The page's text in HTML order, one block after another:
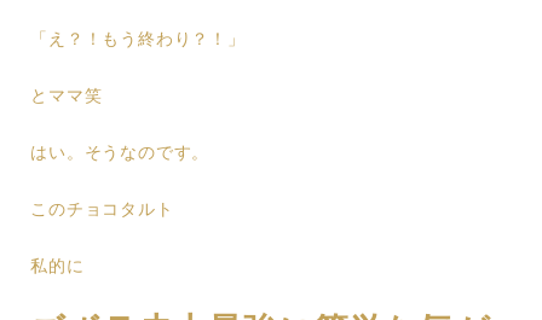
「え？！もう終わり？！」
とママ笑
はい。そうなのです。
このチョコタルト
私的に